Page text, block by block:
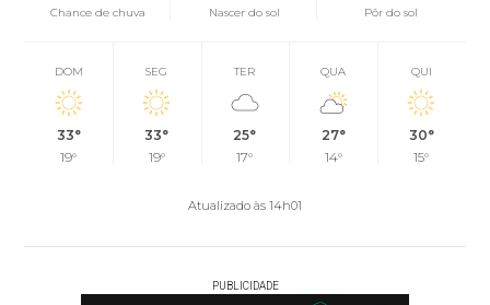
Chance de chuva
Nascer do sol Pôr do sol
DOM
33°
19°
SEG
33°
19°
TER
25°
17°
QUA
27°
14°
QUI
30°
15°
Atualizado às 14h01
PUBLICIDADE